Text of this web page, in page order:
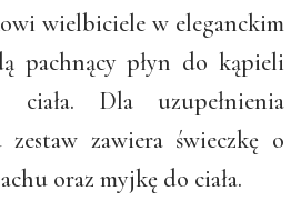
wielbiciele w eleganckim
pachnący płyn do kąpieli
Dla uzupełnienia
zestaw zawiera świeczkę o
oraz myjkę do ciała.